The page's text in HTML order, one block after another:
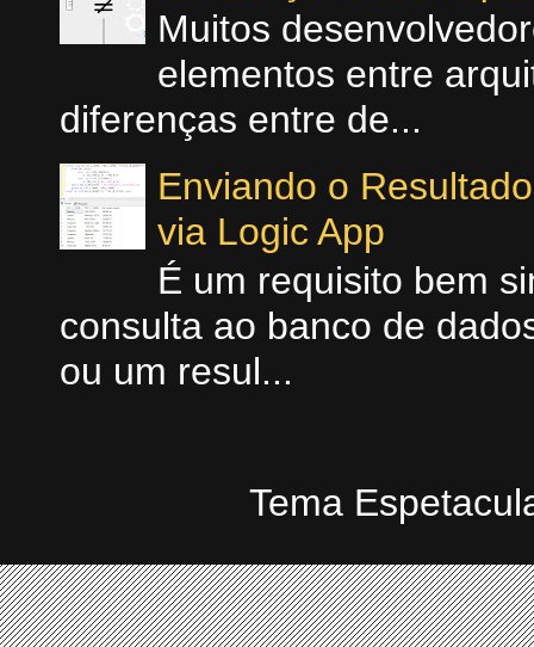
Muitos
elementos entre
diferenças entre de...
Enviando o
via Logic App
É um requisito bem
consulta ao banco de
ou um resul...
Tema